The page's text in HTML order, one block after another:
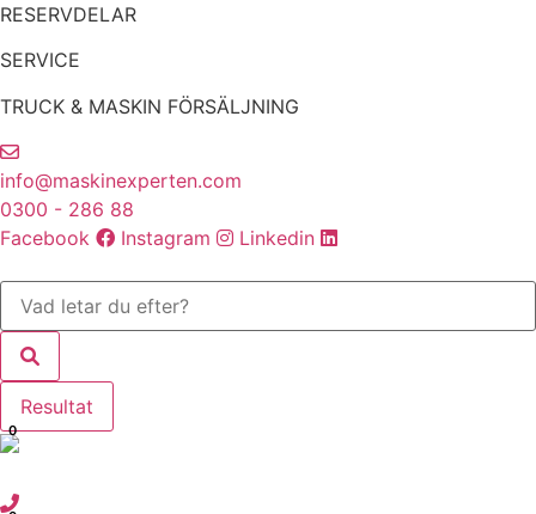
Hoppa
innehåll
RESERVDELAR
SERVICE
TRUCK & MASKIN FÖRSÄLJNING
info@maskinexperten.com
0300 - 286 88
Facebook
Instagram Linkedin
Search
Resultat
0